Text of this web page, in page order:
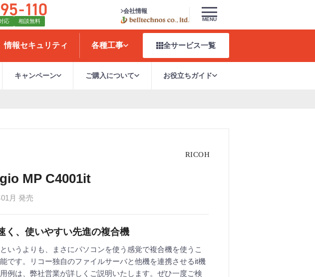
応 相談無料
会社情報
MENU
情報セキュリティ 各種工事 全サービス一覧
キャンペーン ご購入について お役立ちガイド
MP C4001it
月 発売
く、使いやすい先進の複合機
いうよりも、まさにパソコンを使う感覚で複合機を使うこ
です。リコー独自のファイルサーバと他機を連携させるit機
例は、弊社営業が詳しくご説明いたします。ぜひ一度ご検